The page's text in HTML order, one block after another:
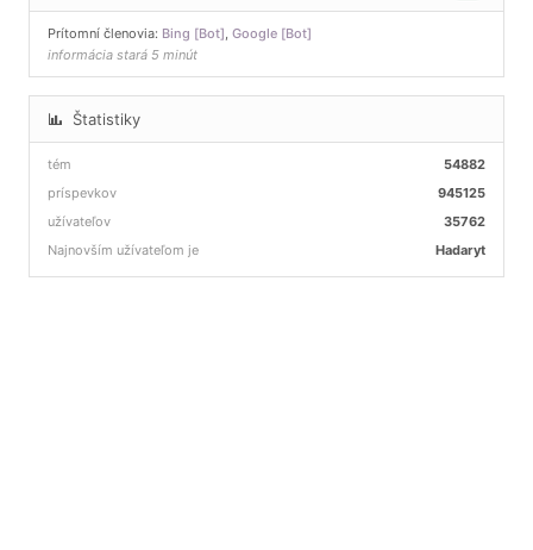
Prítomní členovia: Bing [Bot] Google [Bot]
informácia stará 5 minút
Štatistiky
54882
tém
945125
príspevkov
35762
užívateľov
Najnovším užívateľom je
Hadaryt